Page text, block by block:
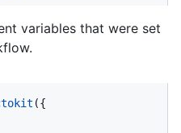
variables that were set
({